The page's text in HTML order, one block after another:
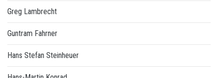
Greg Lambrecht
Guntram Fahrner
Hans Stefan Steinheuer